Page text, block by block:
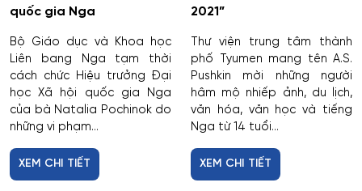
quốc gia Nga
Bộ Giáo dục và Khoa học
Liên bang Nga tạm thời
cách chức Hiệu trưởng Đại
học Xã hội quốc gia Nga
của bà Natalia Pochinok do
những vi phạm...
XEM CHI TIẾT
2021”
Thư viện trung tâm thành
phố Tyumen mang tên A.S.
Pushkin mời những người
hâm mộ nhiếp ảnh, du lịch,
văn hóa, văn học và tiếng
Nga từ 14 tuổi...
XEM CHI TIẾT